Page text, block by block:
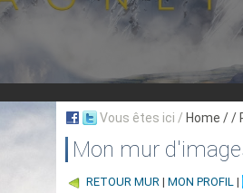
Vous êtes ici / Home / /
Mon mur
RETOUR MUR | MON PROFIL |